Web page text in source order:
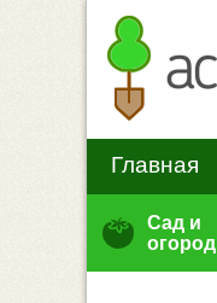
Главная
Сад и
огород